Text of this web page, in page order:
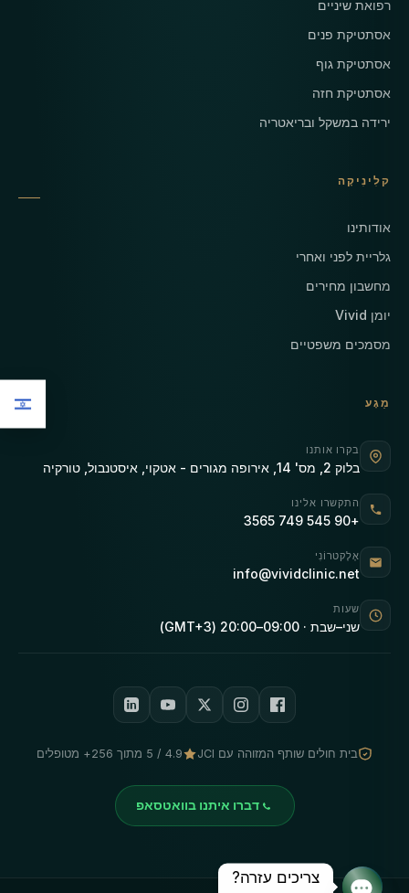
רפואת שיניים
אסתטיקת פנים
אסתטיקת גוף
אסתטיקת חזה
ירידה במשקל ובריאטריה
קלִינִיקָה
אודותינו
גלריית לפני ואחרי
מחשבון מחירים
יומן Vivid
מסמכים משפטיים
מַגָע
בקרו אותנו
בלוק 2, מס' 14, אירופה מגורים - אטקוי, איסטנבול, טורקיה
התקשרו אלינו
+90 545 749 3565
אֶלֶקטרוֹנִי
info@vividclinic.net
שעות
שני–שבת · 09:00–20:00 (GMT+3)
בית חולים שותף המזוהה עם JCI 4.9 / 5 מתוך 256+ מטופלים
דברו איתנו בוואטסאפ
צריכים עזרה?